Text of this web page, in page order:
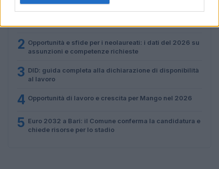
1
Lavoro a Roma: posizioni per addetti alle visite
2 Opportunità e sfide per i neolaureati: i dati del 2026 su
assunzioni e competenze richieste
3 DID: guida completa alla dichiarazione di disponibilità
al lavoro
4 Opportunità di lavoro e crescita per Mango nel 2026
5 Euro 2032 a Bari: il Comune conferma la candidatura e
chiede risorse per lo stadio